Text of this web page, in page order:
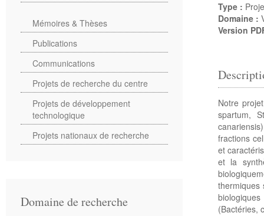
Type :
Domaine :
Version
Notre
spartum,
fractions
et
et la
thermiques
(Bactéries,
Mémoires & Thèses
Publications
Communications
Projets de recherche du centre
Projets de développement
technologique
Projets nationaux de recherche
Domaine de recherche